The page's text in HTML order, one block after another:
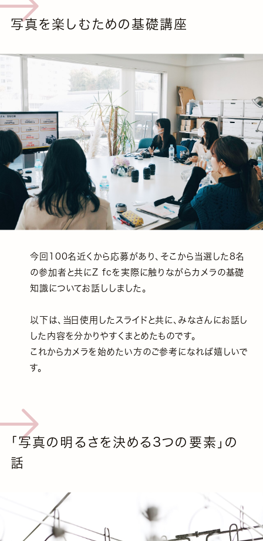
写真を楽しむための基礎講座
今回100名近くから応募があり、そこから当選した8名
の参加者と共にZ fcを実際に触りながらカメラの基礎
知識についてお話ししました。
以下は、当日使用したスライドと共に、みなさんにお話し
した内容を分かりやすくまとめたものです。
これからカメラを始めたい方のご参考になれば嬉しいで
す。
「写真の明るさを決める3つの要素」の
話